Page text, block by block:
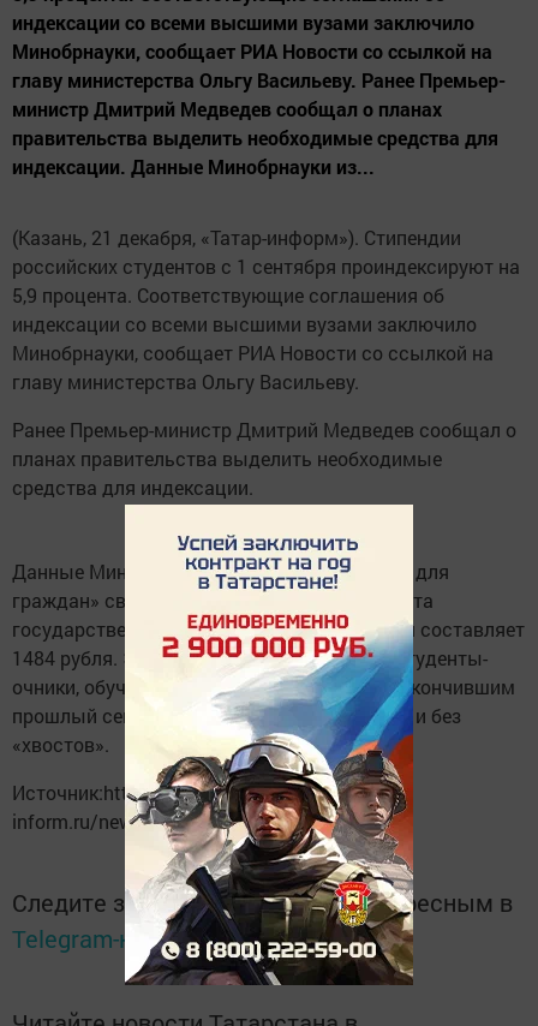
индексации со всеми высшими вузами заключило
Минобрнауки, сообщает РИА Новости со ссылкой на
главу министерства Ольгу Васильеву. Ранее Премьер-
министр Дмитрий Медведев сообщал о планах
правительства выделить необходимые средства для
индексации. Данные Минобрнауки из...
(Казань, 21 декабря, «Татар-информ»). Стипендии
российских студентов с 1 сентября проиндексируют на
5,9 процента. Соответствующие соглашения об
индексации со всеми высшими вузами заключило
Минобрнауки, сообщает РИА Новости со ссылкой на
главу министерства Ольгу Васильеву.
Ранее Премьер-министр Дмитрий Медведев сообщал о
планах правительства выделить необходимые
средства для индексации.
Данные Минобрнауки из системы «Бюджет для
граждан» свидетельствуют, что на 31 августа
государственная академическая стипендия составляет
1484 рубля. Эту стипендию получают все студенты-
очники, обучающиеся за счет бюджета и закончившим
прошлый семестр на «хорошо» и «отлично» и без
«хвостов».
Источник:http://www.tatar-
inform.ru/news/2017/12/21/589473/
Следите за самым важным и интересным в
Telegram-канале Татмедиа